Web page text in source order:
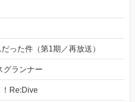
った件（第1期／再放送）
グランナー
Re:Dive